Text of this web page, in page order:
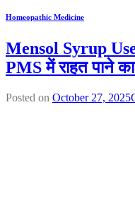
Homeopathic Medicine
Mensol Syrup
PMS में राहत पाने
Posted on October 27, 2025